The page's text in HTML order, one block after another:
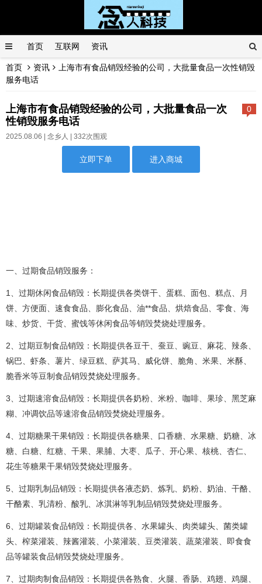
首页 互联网 资讯
首页 资讯
上海市有食品销毁经验的公司，大批量食品一次性销毁
服务电话
0
上海市有食品销毁经验的公司，大批量食品一次
性销毁服务电话
2025.08.06 | 念乡人 | 332次围观
立即下单 进入商城
一、过期食品销毁服务：
1、过期休闲食品销毁：长期提供各类饼干、蛋糕、面包、糕点、月
饼、方便面、速食食品、膨化食品、油**食品、烘焙食品、零食、海
味、炒货、干货、蜜饯等休闲食品等销毁焚烧处理服务。
2、过期豆制食品销毁：长期提供各豆干、蚕豆、豌豆、麻花、辣条、
锅巴、虾条、薯片、绿豆糕、萨其马、威化饼、脆角、米果、米酥、
脆香米等豆制食品销毁焚烧处理服务。
3、过期速溶食品销毁：长期提供各奶粉、米粉、咖啡、果珍、黑芝麻
糊、冲调饮品等速溶食品销毁焚烧处理服务。
4、过期糖果干果销毁：长期提供各糖果、口香糖、水果糖、奶糖、冰
糖、白糖、红糖、干果、果脯、大枣、瓜子、开心果、核桃、杏仁、
花生等糖果干果销毁焚烧处理服务。
5、过期乳制品销毁：长期提供各液态奶、炼乳、奶粉、奶油、干酪、
干酪素、乳清粉、酸乳、冰淇淋等乳制品销毁焚烧处理服务。
6、过期罐装食品销毁：长期提供各、水果罐头、肉类罐头、菌类罐
头、榨菜灌装、辣酱灌装、小菜灌装、豆类灌装、蔬菜灌装、即食食
品等罐装食品销毁焚烧处理服务。
7、过期肉制食品销毁：长期提供各熟食、火腿、香肠、鸡翅、鸡腿、